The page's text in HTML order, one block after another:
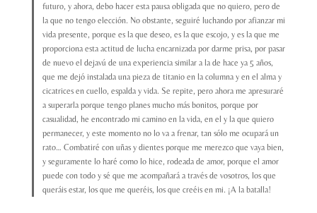
futuro, y ahora, debo hacer esta pausa obligada que no quiero, pero de
la que no tengo elección. No obstante, seguiré luchando por afianzar mi
vida presente, porque es la que deseo, es la que escojo, y es la que me
proporciona esta actitud de lucha encarnizada por darme prisa, por pasar
de nuevo el dejavú de una experiencia similar a la de hace ya 5 años,
que me dejó instalada una pieza de titanio en la columna y en el alma y
cicatrices en cuello, espalda y vida. Se repite, pero ahora me apresuraré
a superarla porque tengo planes mucho más bonitos, porque por
casualidad, he encontrado mi camino en la vida, en el y la que quiero
permanecer, y este momento no lo va a frenar, tan sólo me ocupará un
rato… Combatiré con uñas y dientes porque me merezco que vaya bien,
y seguramente lo haré como lo hice, rodeada de amor, porque el amor
puede con todo y sé que me acompañará a través de vosotros, los que
queráis estar, los que me queréis, los que creéis en mi. ¡A la batalla!